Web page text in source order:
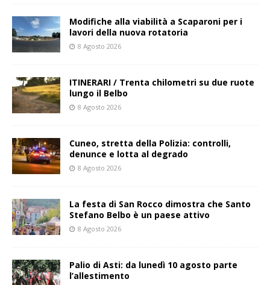
Modifiche alla viabilità a Scaparoni per i
lavori della nuova rotatoria
8 Agosto 2026
ITINERARI / Trenta chilometri su due ruote
lungo il Belbo
8 Agosto 2026
Cuneo, stretta della Polizia: controlli,
denunce e lotta al degrado
8 Agosto 2026
La festa di San Rocco dimostra che Santo
Stefano Belbo è un paese attivo
8 Agosto 2026
Palio di Asti: da lunedì 10 agosto parte
l’allestimento